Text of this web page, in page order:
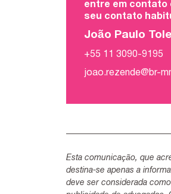
entre em contato
seu contato
João Paulo
+55 11 3090-9195
joao.rezende@br-
Esta comunicação, que
destina-se apenas a
deve ser considerada